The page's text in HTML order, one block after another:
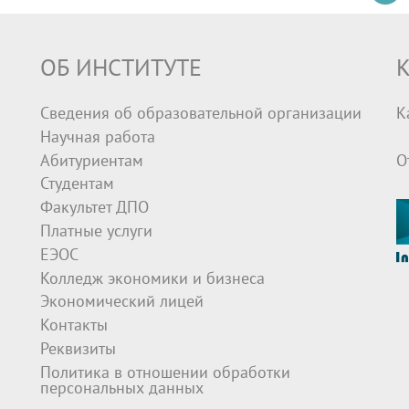
ОБ ИНСТИТУТЕ
Сведения об образовательной организации
Научная работа
Абитуриентам
Студентам
Факультет ДПО
Платные услуги
ЕЭОС
Колледж экономики и бизнеса
Экономический лицей
Контакты
Реквизиты
Политика в отношении обработки
персональных данных